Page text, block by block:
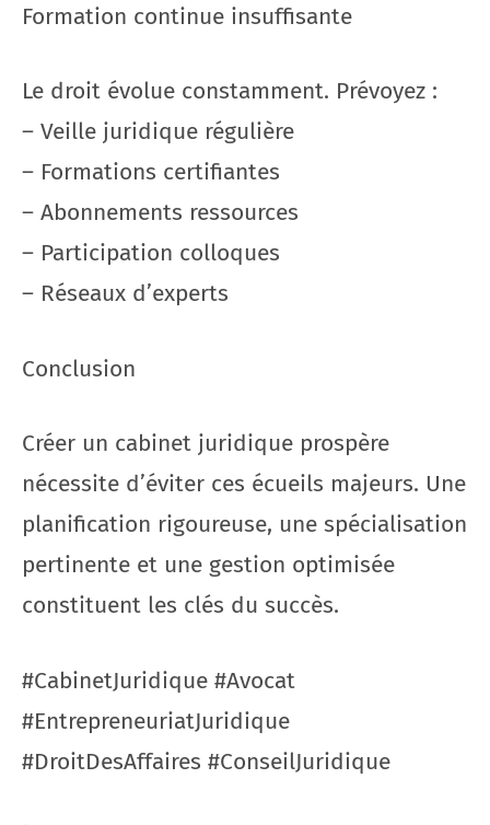
Formation continue insuffisante
Le droit évolue constamment. Prévoyez :
– Veille juridique régulière
– Formations certifiantes
– Abonnements ressources
– Participation colloques
– Réseaux d’experts
Conclusion
Créer un cabinet juridique prospère
nécessite d’éviter ces écueils majeurs. Une
planification rigoureuse, une spécialisation
pertinente et une gestion optimisée
constituent les clés du succès.
#CabinetJuridique #Avocat
#EntrepreneuriatJuridique
#DroitDesAffaires #ConseilJuridique